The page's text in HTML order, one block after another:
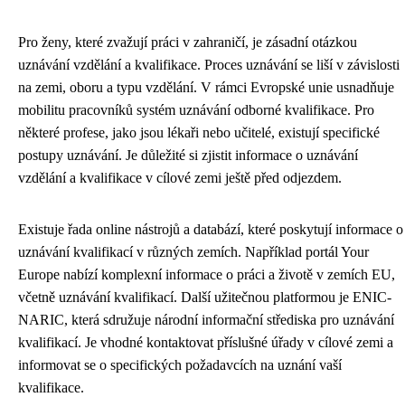
Pro ženy, které zvažují práci v zahraničí, je zásadní otázkou
uznávání vzdělání a kvalifikace. Proces uznávání se liší v závislosti
na zemi, oboru a typu vzdělání. V rámci Evropské unie usnadňuje
mobilitu pracovníků systém uznávání odborné kvalifikace. Pro
některé profese, jako jsou lékaři nebo učitelé, existují specifické
postupy uznávání. Je důležité si zjistit informace o uznávání
vzdělání a kvalifikace v cílové zemi ještě před odjezdem.
Existuje řada online nástrojů a databází, které poskytují informace o
uznávání kvalifikací v různých zemích. Například portál Your
Europe nabízí komplexní informace o práci a životě v zemích EU,
včetně uznávání kvalifikací. Další užitečnou platformou je ENIC-
NARIC, která sdružuje národní informační střediska pro uznávání
kvalifikací. Je vhodné kontaktovat příslušné úřady v cílové zemi a
informovat se o specifických požadavcích na uznání vaší
kvalifikace.